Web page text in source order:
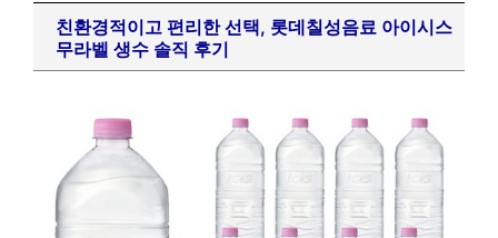
친환경적이고 편리한 선택, 롯데칠성음료 아이시스
무라벨 생수 솔직 후기